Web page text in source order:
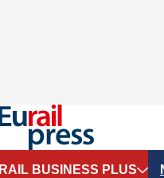
RAIL BUSINESS PLUS